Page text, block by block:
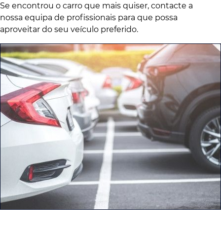
Se encontrou o carro que mais quiser, contacte a
nossa equipa de profissionais para que possa
aproveitar do seu veículo preferido.